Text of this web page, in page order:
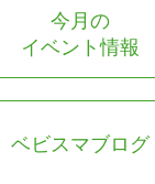
今月の
イベント情報
ベビスマブログ